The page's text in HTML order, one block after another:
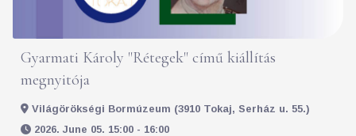
Gyarmati Károly "Rétegek" című kiállítás
megnyitója
Világörökségi Bormúzeum (3910 Tokaj, Serház u. 55.)
2026. June 05. 15:00 - 16:00